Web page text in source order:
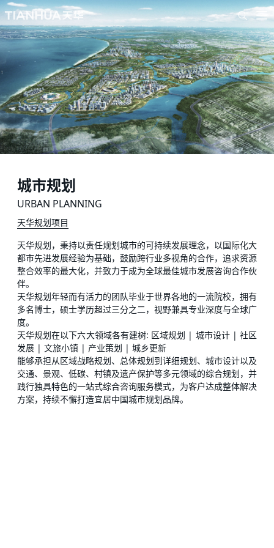
城市规划
URBAN PLANNING
天华规划项目
天华规划，秉持以责任规划城市的可持续发展理念，以国际化大
都市先进发展经验为基础，鼓励跨行业多视角的合作，追求资源
整合效率的最大化，并致力于成为全球最佳城市发展咨询合作伙
伴。
天华规划年轻而有活力的团队毕业于世界各地的一流院校，拥有
多名博士，硕士学历超过三分之二，视野兼具专业深度与全球广
度。
天华规划在以下六大领域各有建树: 区域规划 | 城市设计 | 社区
发展 | 文旅小镇 | 产业策划 | 城乡更新
能够承担从区域战略规划、总体规划到详细规划、城市设计以及
交通、景观、低碳、村镇及遗产保护等多元领域的综合规划，并
践行独具特色的一站式综合咨询服务模式，为客户达成整体解决
方案，持续不懈打造宜居中国城市规划品牌。